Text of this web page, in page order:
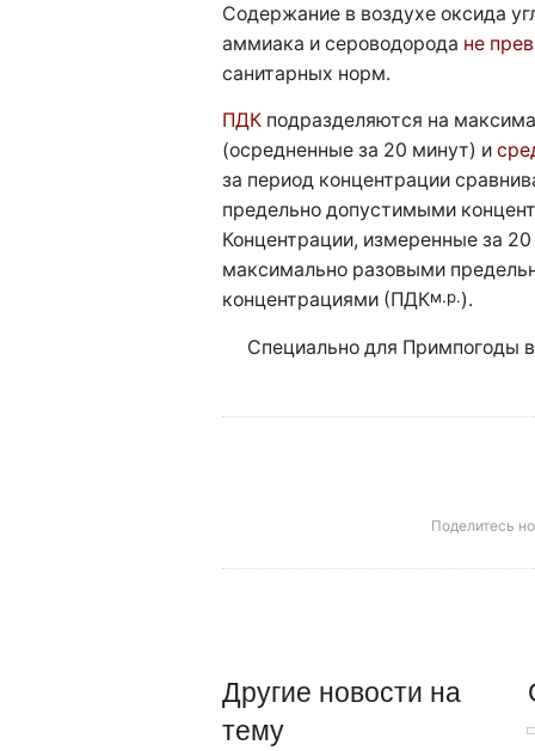
Содержание в воздухе оксида
аммиака и сероводорода не
санитарных норм.
ПДК подразделяются на
(осредненные за 20 минут) и
за период концентрации
предельно допустимыми
Концентрации, измеренные за
максимально разовыми
концентрациями (ПДКм.р.).
Специально для Примпогоды
Поделитесь
Другие новости на
тему